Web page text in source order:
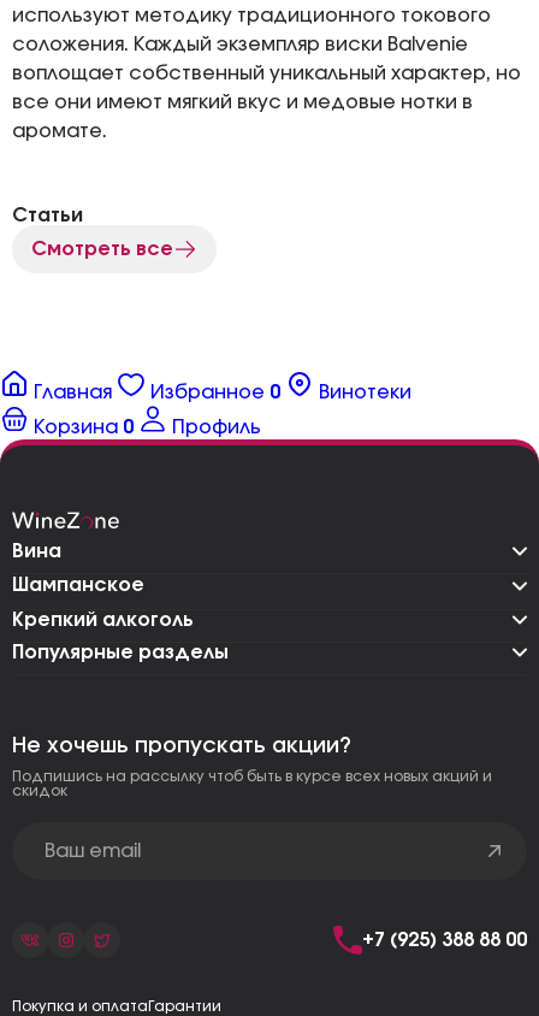
используют методику традиционного токового
соложения. Каждый экземпляр виски Balvenie
воплощает собственный уникальный характер, но
все они имеют мягкий вкус и медовые нотки в
аромате.
Статьи
Смотреть все
Главная Избранное 0
Винотеки
Корзина 0 Профиль
Вина
Шампанское
Крепкий алкоголь
Популярные разделы
Не хочешь пропускать акции?
Подпишись на рассылку чтоб быть в курсе всех новых акций и
скидок
+7 (925) 388 88 00
Покупка и оплата Гарантии